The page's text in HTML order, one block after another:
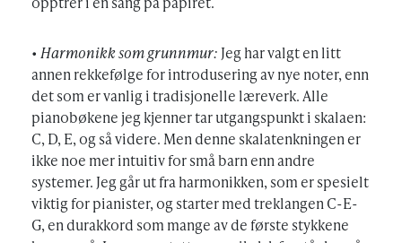
• Harmonikk som grunnmur: Jeg har valgt en litt
annen rekkefølge for introdusering av nye noter, enn
det som er vanlig i tradisjonelle læreverk. Alle
pianobøkene jeg kjenner tar utgangspunkt i skalaen:
C, D, E, og så videre. Men denne skalatenkningen er
ikke noe mer intuitiv for små barn enn andre
systemer. Jeg går ut fra harmonikken, som er spesielt
viktig for pianister, og starter med treklangen C-E-
G, en durakkord som mange av de første stykkene